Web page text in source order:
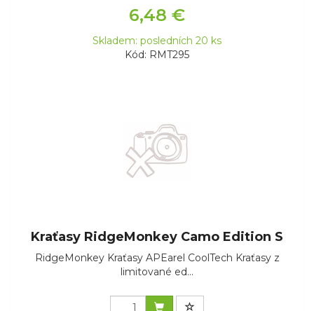
6,48 €
Skladem: posledních 20 ks
Kód: RMT295
Kraťasy RidgeMonkey Camo Edition S
RidgeMonkey Kraťasy APEarel CoolTech Kraťasy z
limitované ed...